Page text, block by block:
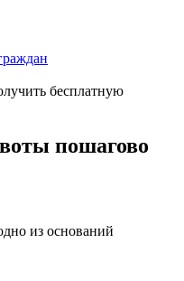
бесплатную
пошагово
из оснований